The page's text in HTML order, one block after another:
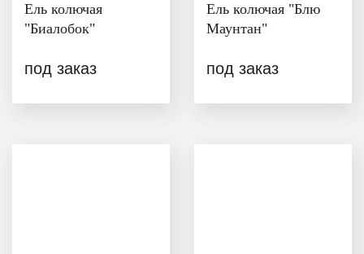
Ель колючая
"Биалобок"
под заказ
Ель колючая "Блю
Маунтан"
под заказ